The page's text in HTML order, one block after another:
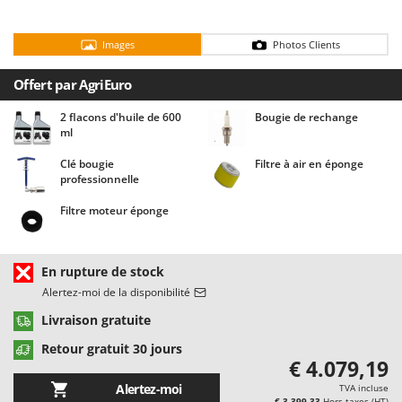
Cisailles à gazon à batterie
Cisailles taille-haies manuelles
Climatiseurs
Compresseurs d'air électriques
Compresseurs pour la récolte des olives et la taille
Coupe-bordures - Trimmers
Cultivateurs Tiller à ressorts - Extirpateurs
Décompacteurs agricoles
Découpeurs plasma
Déplaqueuses de gazon
Batavia
Benassi
Beper
Berkel
Bernardi
Bertolini Pumps
Besser Vacuum
Beta tools
Bissell
Black & Decker
Bomet
Images Photos Clients
Offert par AgriEuro
2 flacons d'huile de 600
ml
Bougie de rechange
Clé bougie
professionnelle
Filtre à air en éponge
Filtre moteur éponge
En rupture de stock
Alertez-moi de la disponibilité
Livraison gratuite
Retour gratuit 30 jours
Alertez-moi
€ 4.079,19
TVA incluse